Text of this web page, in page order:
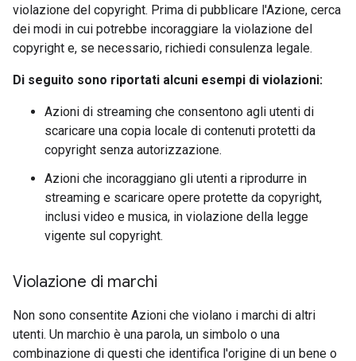
violazione del copyright. Prima di pubblicare l'Azione, cerca
dei modi in cui potrebbe incoraggiare la violazione del
copyright e, se necessario, richiedi consulenza legale.
Di seguito sono riportati alcuni esempi di violazioni:
Azioni di streaming che consentono agli utenti di
scaricare una copia locale di contenuti protetti da
copyright senza autorizzazione.
Azioni che incoraggiano gli utenti a riprodurre in
streaming e scaricare opere protette da copyright,
inclusi video e musica, in violazione della legge
vigente sul copyright.
Violazione di marchi
Non sono consentite Azioni che violano i marchi di altri
utenti. Un marchio è una parola, un simbolo o una
combinazione di questi che identifica l'origine di un bene o